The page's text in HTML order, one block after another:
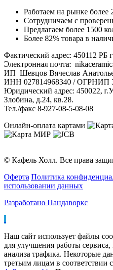
Работаем на рынке более
Сотрудничаем с
Предлагаем более 1500
Более 82% товара в
Фактический адрес: 450112 РБ
Электронная почта:
ИП Шевцов Вячеслав
ИНН 027814968340 / ОГРНИП
Юридический адрес: 450022,
Злобина, д.24, кв.28.
Тел./факс 8-927-08-5-08-08
Онлайн-оплата картами
© Кафель Холл. Все права
Оферта Политика
использовании данных
Разработано Пандаворкс
Наш сайт использует файлы
для улучшения работы
анализа трафика. Некоторые
третьим лицам в соответствии